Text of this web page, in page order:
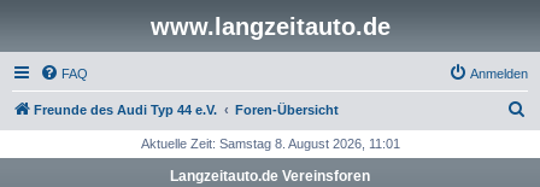
www.langzeitauto.de
FAQ Anmelden
Freunde des Audi Typ 44 e.V. Foren-Übersicht
Aktuelle Zeit: Samstag 8. August 2026, 11:01
Langzeitauto.de Vereinsforen